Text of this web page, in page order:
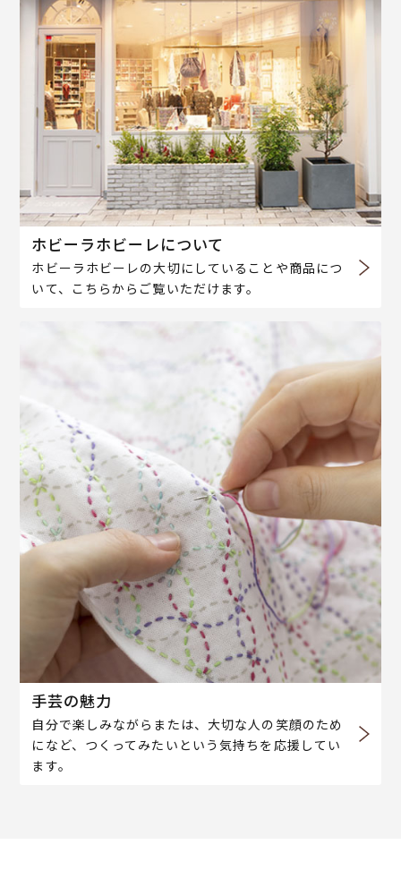
ホビーラホビーレについて
ホビーラホビーレの大切にしていることや商品につ
いて、こちらからご覧いただけます。
手芸の魅力
自分で楽しみながらまたは、大切な人の笑顔のため
になど、つくってみたいという気持ちを応援してい
ます。